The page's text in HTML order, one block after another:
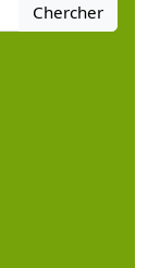
Chercher